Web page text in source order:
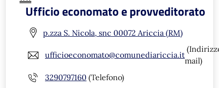
Ufficio economato e provveditorato
p.zza S. Nicola, snc 00072 Ariccia (RM)
ufficioeconomato@comunediariccia.it
mail)
3290797160 (Telefono)